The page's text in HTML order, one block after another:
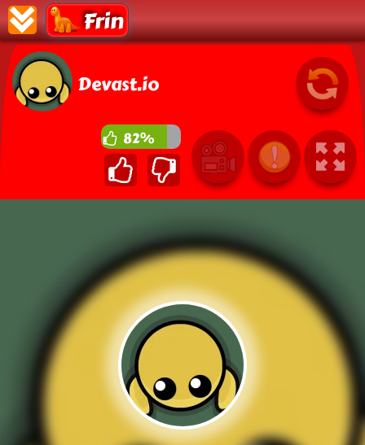
Frin
Devast.io
82%